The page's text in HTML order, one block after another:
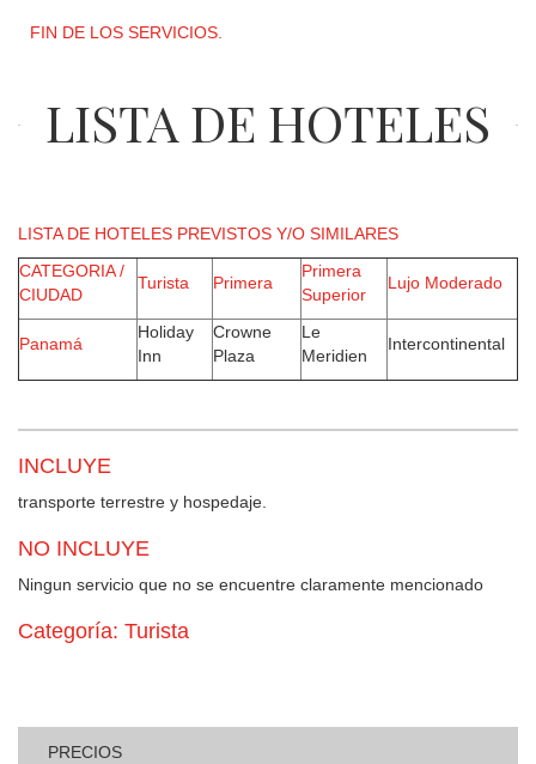
FIN DE LOS SERVICIOS.
LISTA DE HOTELES
LISTA DE HOTELES PREVISTOS Y/O SIMILARES
CATEGORIA /
CIUDAD
Turista Primera
Primera
Superior
Lujo Moderado
Panamá
Holiday
Inn
Crowne
Plaza
Le
Meridien
Intercontinental
INCLUYE
transporte terrestre y hospedaje.
NO INCLUYE
Ningun servicio que no se encuentre claramente mencionado
Categoría: Turista
PRECIOS